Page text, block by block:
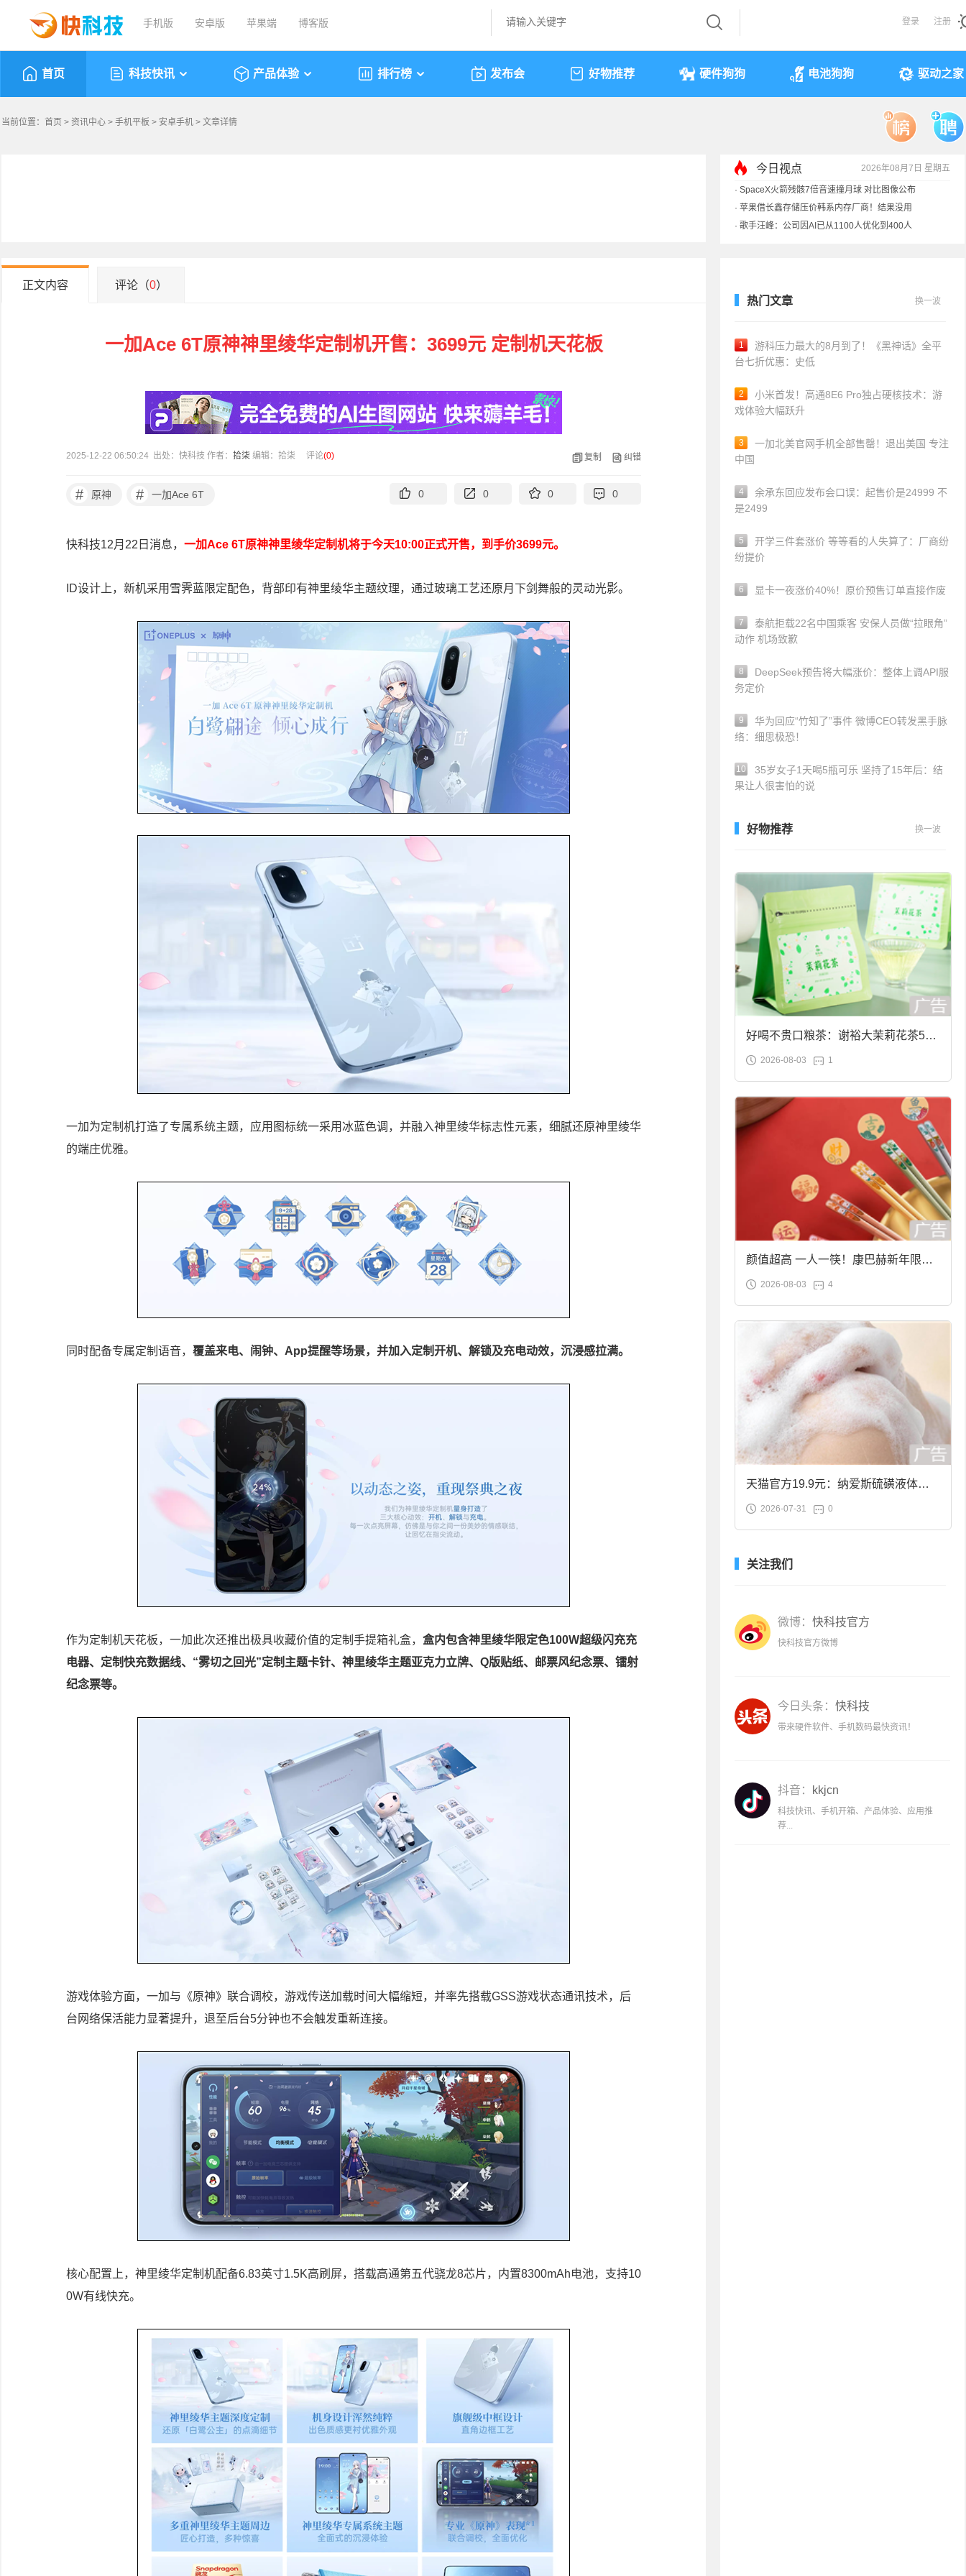
手机版 安卓版 苹果端 博客版 登录 注册
首页 科技快讯 产品体验 排行榜 发布会 好物推荐 硬件狗狗 电池狗狗 驱动之家
当前位置： 首页 > 资讯中心 > 手机平板 > 安卓手机 > 文章详情
今日视点 2026年08月7日 星期五
· SpaceX火箭残骸7倍音速撞月球 对比图像公布
· 苹果借长鑫存储压价韩系内存厂商！结果没用
· 歌手汪峰：公司因AI已从1100人优化到400人
正文内容 评论（0）
一加Ace 6T原神神里绫华定制机开售：3699元 定制机天花板
2025-12-22 06:50:24 出处：快科技 作者： 拾柒 编辑：拾柒 评论(0) 复制 纠错
# 原神 # 一加Ace 6T 0 0 0 0
快科技12月22日消息， 一加Ace 6T原神神里绫华定制机将于今天10:00正式开售，到手价3699元。
ID设计上，新机采用雪霁蓝限定配色，背部印有神里绫华主题纹理，通过玻璃工艺还原月下剑舞般的灵动光影。
一加为定制机打造了专属系统主题，应用图标统一采用冰蓝色调，并融入神里绫华标志性元素，细腻还原神里绫华
的端庄优雅。
同时配备专属定制语音， 覆盖来电、闹钟、App提醒等场景，并加入定制开机、解锁及充电动效，沉浸感拉满。
作为定制机天花板，一加此次还推出极具收藏价值的定制手提箱礼盒， 盒内包含神里绫华限定色100W超级闪充充
电器、定制快充数据线、“雾切之回光”定制主题卡针、神里绫华主题亚克力立牌、Q版贴纸、邮票风纪念票、镭射
纪念票等。
游戏体验方面，一加与《原神》联合调校，游戏传送加载时间大幅缩短，并率先搭载GSS游戏状态通讯技术，后
台网络保活能力显著提升，退至后台5分钟也不会触发重新连接。
核心配置上，神里绫华定制机配备6.83英寸1.5K高刷屏，搭载高通第五代骁龙8芯片，内置8300mAh电池，支持10
0W有线快充。
热门文章 换一波
1
游科压力最大的8月到了！《黑神话》全平
台七折优惠：史低
2
小米首发！高通8E6 Pro独占硬核技术：游
戏体验大幅跃升
3
一加北美官网手机全部售罄！退出美国 专注
中国
4
余承东回应发布会口误：起售价是24999 不
是2499
5
开学三件套涨价 等等看的人失算了：厂商纷
纷提价
6 显卡一夜涨价40%！原价预售订单直接作废
7
泰航拒载22名中国乘客 安保人员做“拉眼角”
动作 机场致歉
8
DeepSeek预告将大幅涨价：整体上调API服
务定价
9
华为回应“竹知了”事件 微博CEO转发黑手脉
络：细思极恐！
10
35岁女子1天喝5瓶可乐 坚持了15年后：结
果让人很害怕的说
好物推荐 换一波
好喝不贵口粮茶：谢裕大茉莉花茶50g
袋装9.9元到手
2026-08-03 1
颜值超高 一人一筷！康巴赫新年限定
合金筷子大促：19.9元
2026-08-03 4
天猫官方19.9元：纳爱斯硫磺液体香
皂2斤大促
2026-07-31 0
关注我们
微博： 快科技官方
快科技官方微博
今日头条： 快科技
带来硬件软件、手机数码最快资讯！
抖音： kkjcn
科技快讯、手机开箱、产品体验、应用推
荐...